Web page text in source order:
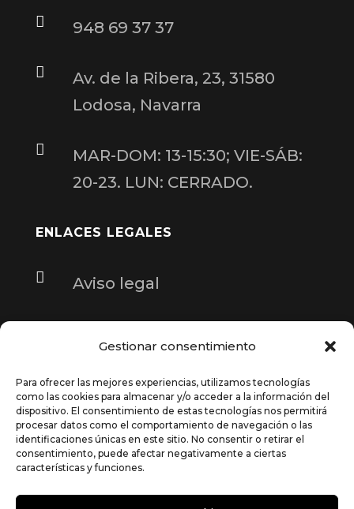
Gestionar consentimiento
Para ofrecer las mejores experiencias, utilizamos tecnologías
como las cookies para almacenar y/o acceder a la información del
dispositivo. El consentimiento de estas tecnologías nos permitirá
procesar datos como el comportamiento de navegación o las
identificaciones únicas en este sitio. No consentir o retirar el
consentimiento, puede afectar negativamente a ciertas
características y funciones.
 948 69 37 37

Av. de la Ribera, 23, 31580
Lodosa, Navarra

MAR-DOM: 13-15:30; VIE-SÁB:
20-23. LUN: CERRADO.
ENLACES LEGALES
 Aviso legal
 Política de privacidad
FINANCIADA POR LA UNIÓN EUROPEA
– NEXTGENERATIONEU